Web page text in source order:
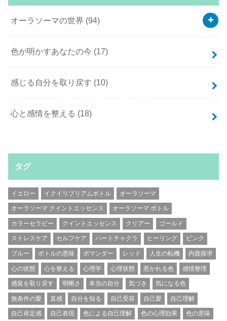
オーラソーマの世界 (94)
色が明かすあなたの今 (17)
感じる自分を取り戻す (10)
心と感情を整える (18)
タグ
イエロー イクイリブリアムボトル オーラソーマ
オーラソーマ クイントエッセンス オーラソーマ ボトル
カラーセラピー クイントエッセンス クリアー ゴールド
ストレスケア セルフケア ハートチャクラ ヒーリング ピンク
ブルー ボトルの意味 ポマンダー レッド 人生の転機 内面探求
心の状態 心を整える 心理学 心理状態 惹かれる色 感情整理
感覚を取り戻す 明晰さ 本当の自分 気づき 気になる色
無条件の愛 直感 自分を知る 自己受容 自己愛 自己理解
自己肯定感 自己表現 色による自己理解 色の心理効果 色の意味